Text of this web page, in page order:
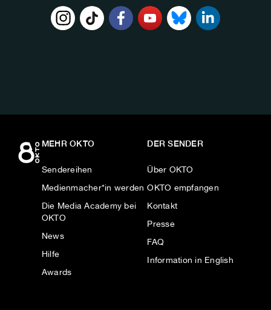
MEHR OKTO
Sendereihen
Medienmacher*in werden
Die Media Academy bei
OKTO
News
Hilfe
Awards
DER SENDER
Über OKTO
OKTO empfangen
Kontakt
Presse
FAQ
Information in English